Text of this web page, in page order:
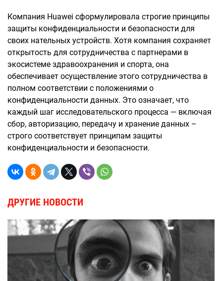
Компания Huawei сформулировала строгие принципы
защиты конфиденциальности и безопасности для
своих нательных устройств. Хотя компания сохраняет
открытость для сотрудничества с партнерами в
экосистеме здравоохранения и спорта, она
обеспечивает осуществление этого сотрудничества в
полном соответствии с положениями о
конфиденциальности данных. Это означает, что
каждый шаг исследовательского процесса — включая
сбор, авторизацию, передачу и хранение данных –
строго соответствует принципам защиты
конфиденциальности и безопасности.
ДРУГИЕ НОВОСТИ